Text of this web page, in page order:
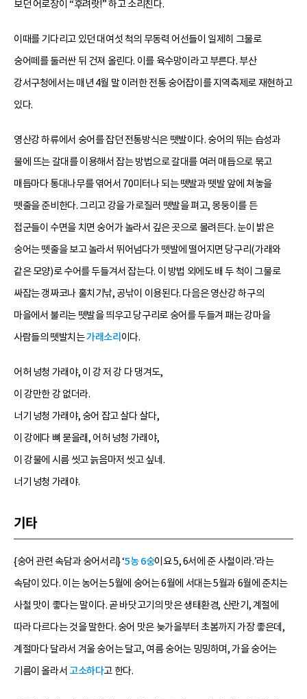
보던 어로장이 “후려랏!” 하고 소리친다.
이때를 기다리고 있던 대여섯 척의 무동력 어선들이 일제히 그물로
숭어떼를 둘러싼 뒤 건져 올린다. 이를 육수망이라고 부른다. 부산
강서구청에서는 매년 4월 말 이러한 전통 숭어잡이를 지역축제로 재현하고
있다.
영산강 하류에서 숭어를 잡던 전통방식은 뗏발이다. 숭어의 뛰는 습성과
물에 뜨는 갈대를 이용해서 잡는 방법으로 갈대를 여러 매듭으로 묶고
매듭마다 통대나무를 엮어서 70미터나 되는 뗏발과 뗏발 앞에 쳐놓을
뗏줄을 준비한다. 그리고 강을 가로질러 뗏발을 펴고, 몽둥이를 든
접군들이 수면을 치면 숭어가 놀라서 깊은 곳으로 몰려든다. 눈이 밝은
숭어는 뗏줄을 보고 놀라서 뛰어넘다가 뗏발에 떨어지면 당구리(가래와
같은 모양)로 수어를 두들겨서 잡는다. 이 방법 외에도 배 두 척이 그물로
싸잡는 갱짜코나 훌치기낚, 공낚이 이용된다. 다음은 영산강 하구의
마을에서 불리는 뗏발을 띄우고 당구리로 숭어를 두들겨 패는 강마을
사람들의 뗏발치는가래소리 이다.
어허 넝청 가래야, 이 강 저 강 다 댕겨도,
이 강만한 강 없더라.
너기 넝청 가래야, 숭어 잡고 살다 살다,
이 강에다 뼈 묻을래, 어허 넝청 가래야,
이 강물에 시름 씻고 늙음마저 씻고 싶네.
너기 넝청 가래야.
기타
{숭어 관련 속담과 숭어서리} ‘5농 6숭이요 5, 6서에 준 사철이라.’라는
속담이 있다. 이는 농어는 5월에 숭어는 6월에 서대는 5월과 6월에 준치는
사철 맛이 좋다는 말이다. 곧 바닷고기의 맛은 생태환경, 산란기, 계절에
따라 다르다는 것을 말한다. 숭어 맛은 늦가을부터 초봄까지 가장 좋은데,
계절마다 달라서 겨울 숭어는 달고, 여름 숭어는 밍밍하며, 가을 숭어는
기름이 올라서 고소하다고 한다.